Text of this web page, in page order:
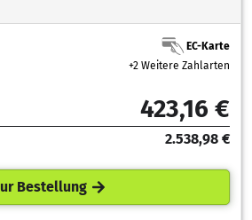
EC-Karte
+2 Weitere Zahlarten
423,16 €
2.538,98 €
Bestellung